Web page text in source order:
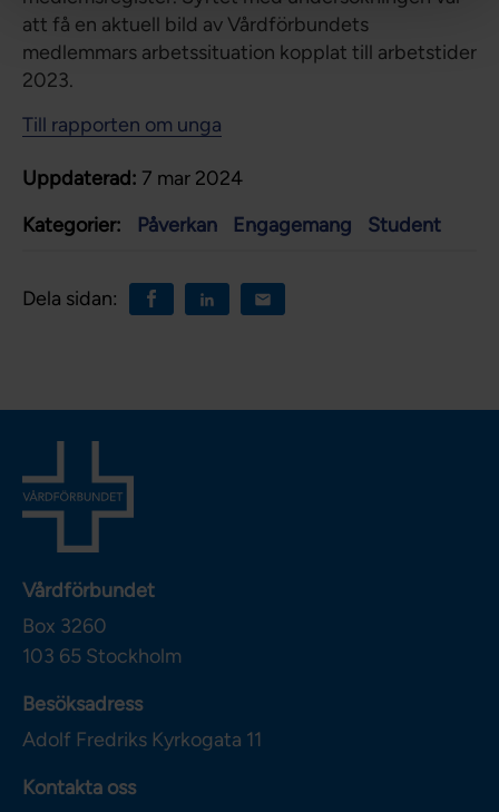
att få en aktuell bild av Vårdförbundets
medlemmars arbetssituation kopplat till arbetstider
2023.
Till rapporten om unga
Uppdaterad: 7 mar 2024
Kategorier:
Påverkan Engagemang Student
Dela sidan:
Vårdförbundet
Box 3260
103 65 Stockholm
Besöksadress
Adolf Fredriks Kyrkogata 11
Kontakta oss